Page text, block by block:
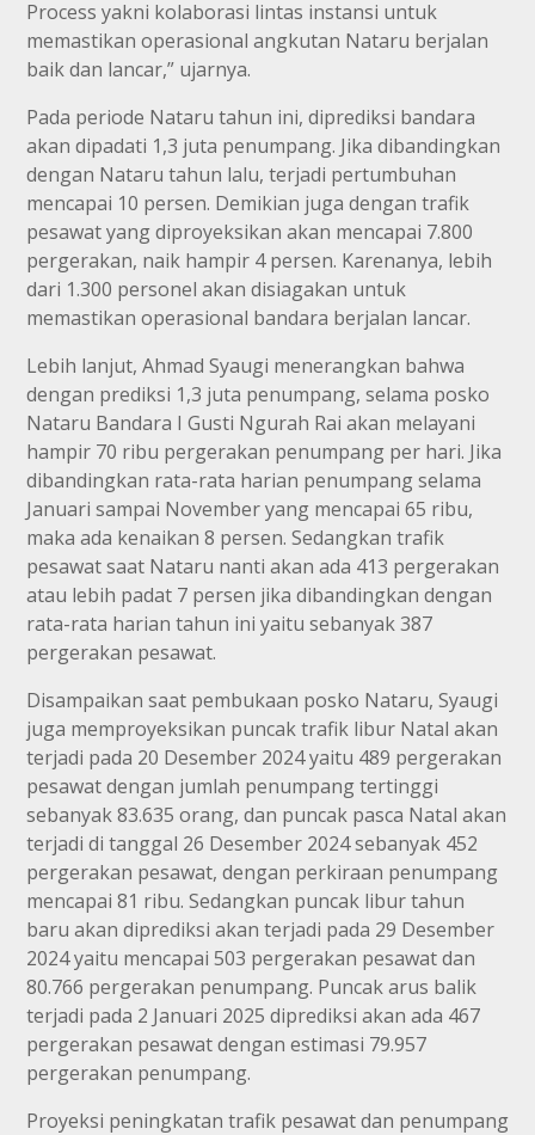
Process yakni kolaborasi lintas instansi untuk
memastikan operasional angkutan Nataru berjalan
baik dan lancar,” ujarnya.
Pada periode Nataru tahun ini, diprediksi bandara
akan dipadati 1,3 juta penumpang. Jika dibandingkan
dengan Nataru tahun lalu, terjadi pertumbuhan
mencapai 10 persen. Demikian juga dengan trafik
pesawat yang diproyeksikan akan mencapai 7.800
pergerakan, naik hampir 4 persen. Karenanya, lebih
dari 1.300 personel akan disiagakan untuk
memastikan operasional bandara berjalan lancar.
Lebih lanjut, Ahmad Syaugi menerangkan bahwa
dengan prediksi 1,3 juta penumpang, selama posko
Nataru Bandara I Gusti Ngurah Rai akan melayani
hampir 70 ribu pergerakan penumpang per hari. Jika
dibandingkan rata-rata harian penumpang selama
Januari sampai November yang mencapai 65 ribu,
maka ada kenaikan 8 persen. Sedangkan trafik
pesawat saat Nataru nanti akan ada 413 pergerakan
atau lebih padat 7 persen jika dibandingkan dengan
rata-rata harian tahun ini yaitu sebanyak 387
pergerakan pesawat.
Disampaikan saat pembukaan posko Nataru, Syaugi
juga memproyeksikan puncak trafik libur Natal akan
terjadi pada 20 Desember 2024 yaitu 489 pergerakan
pesawat dengan jumlah penumpang tertinggi
sebanyak 83.635 orang, dan puncak pasca Natal akan
terjadi di tanggal 26 Desember 2024 sebanyak 452
pergerakan pesawat, dengan perkiraan penumpang
mencapai 81 ribu. Sedangkan puncak libur tahun
baru akan diprediksi akan terjadi pada 29 Desember
2024 yaitu mencapai 503 pergerakan pesawat dan
80.766 pergerakan penumpang. Puncak arus balik
terjadi pada 2 Januari 2025 diprediksi akan ada 467
pergerakan pesawat dengan estimasi 79.957
pergerakan penumpang.
Proyeksi peningkatan trafik pesawat dan penumpang